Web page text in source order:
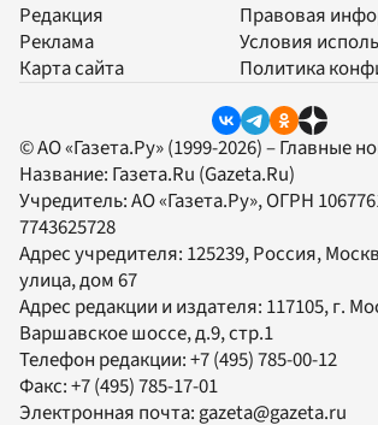
Редакция
Реклама
Карта сайта
Правовая
Условия
Политика
© АО «Газета.Ру» (1999-2026) – Главные
Название: Газета.Ru (Gazeta.Ru)
Учредитель:АО «Газета.Ру», ОГРН
7743625728
Адрес учредителя: 125239, Россия,
улица, дом 67
Адрес редакции и издателя: 117105, г.
Варшавское шоссе, д.9, стр.1
Телефон редакции:+7 (495) 785-00-12
Факс:+7 (495) 785-17-01
Электронная почта:gazeta@gazeta.ru